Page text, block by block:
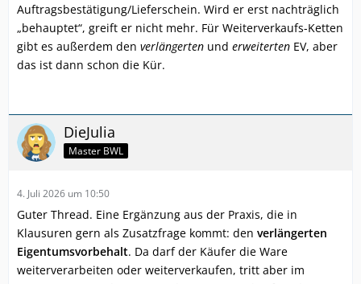
Auftragsbestätigung/Lieferschein. Wird er erst nachträglich
„behauptet“, greift er nicht mehr. Für Weiterverkaufs-Ketten
gibt es außerdem den verlängerten und erweiterten EV, aber
das ist dann schon die Kür.
DieJulia
Master BWL
4. Juli 2026 um 10:50
Guter Thread. Eine Ergänzung aus der Praxis, die in
Klausuren gern als Zusatzfrage kommt: den verlängerten
Eigentumsvorbehalt. Da darf der Käufer die Ware
weiterverarbeiten oder weiterverkaufen, tritt aber im